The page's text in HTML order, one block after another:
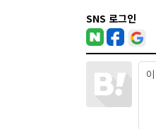
SNS 로그인